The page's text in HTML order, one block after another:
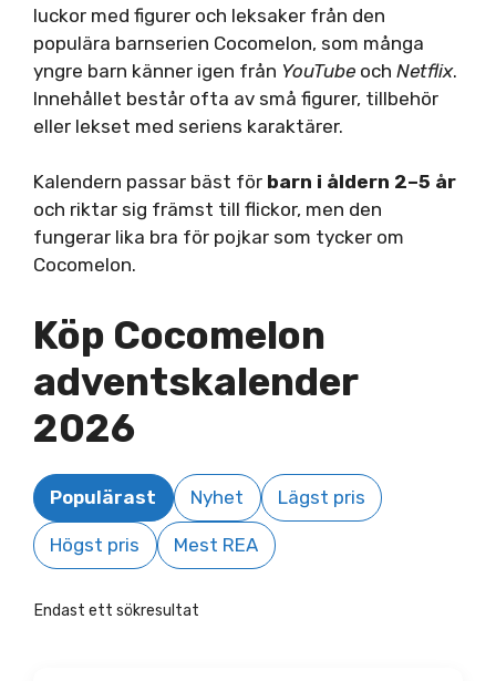
luckor med figurer och leksaker från den
populära barnserien Cocomelon, som många
yngre barn känner igen från YouTube och Netflix.
Innehållet består ofta av små figurer, tillbehör
eller lekset med seriens karaktärer.
Kalendern passar bäst för barn i åldern 2–5 år
och riktar sig främst till flickor, men den
fungerar lika bra för pojkar som tycker om
Cocomelon.
Köp Cocomelon
adventskalender
2026
Populärast Nyhet Lägst pris
Högst pris Mest REA
Endast ett sökresultat